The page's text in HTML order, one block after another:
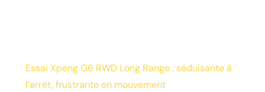
Essai Xpeng G6 RWD Long Range : séduisante à
l’arrêt, frustrante en mouvement